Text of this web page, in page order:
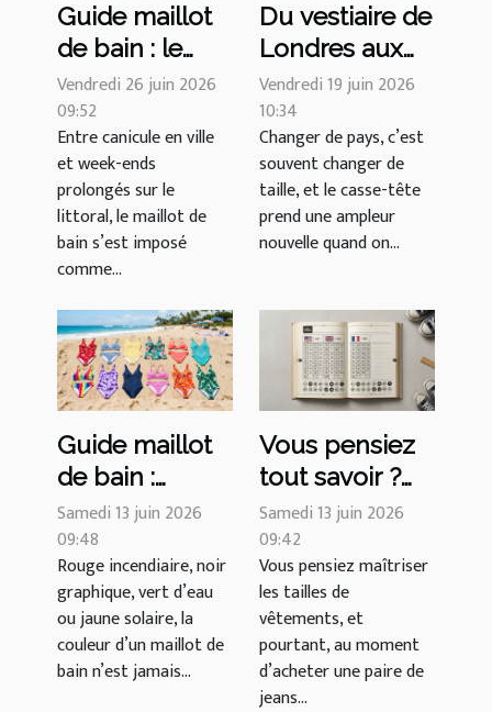
Guide maillot
de bain : le
match Paris vs
Côte d’Azur
raconté par les
influenceuses
Vendredi 26 juin 2026
09:52
Entre canicule en ville
et week-ends
prolongés sur le
littoral, le maillot de
bain s’est imposé
comme...
Du vestiaire de
Londres aux
boutiques
new-yorkaises,
le guide
complet tailles
US FR UK
s’impose chez
marques
Vendredi 19 juin 2026
10:34
Changer de pays, c’est
souvent changer de
taille, et le casse-tête
prend une ampleur
nouvelle quand on...
Guide maillot
de bain :
décryptez ce
que les
couleurs
révèlent sur
votre style
Samedi 13 juin 2026
09:48
Rouge incendiaire, noir
graphique, vert d’eau
ou jaune solaire, la
couleur d’un maillot de
bain n’est jamais...
Vous pensiez
tout savoir ?
guide complet
tailles US FR
UK à travers
les plus
grandes
marques
Samedi 13 juin 2026
09:42
Vous pensiez maîtriser
les tailles de
vêtements, et
pourtant, au moment
d’acheter une paire de
jeans...